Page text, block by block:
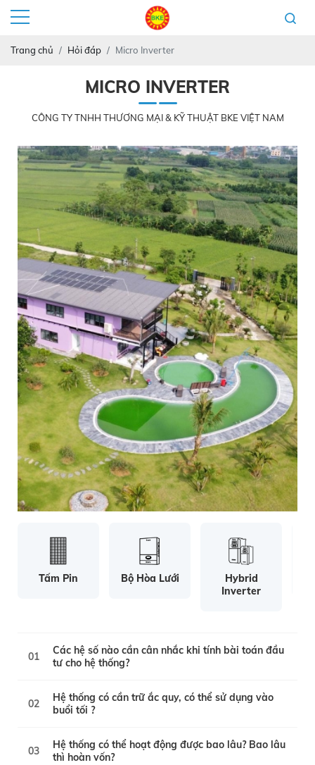
Trang chủ Hỏi đáp Micro Inverter
MICRO INVERTER
CÔNG TY TNHH THƯƠNG MẠI & KỸ THUẬT BKE VIỆT NAM
Tấm Pin Bộ Hòa Lưới
Hybrid
Inverter
01
Các hệ số nào cần cân nhắc khi tính bài toán đầu
tư cho hệ thống?
02
Hệ thống có cần trữ ắc quy, có thể sử dụng vào
buổi tối ?
03
Hệ thống có thể hoạt động được bao lâu? Bao lâu
thì hoàn vốn?